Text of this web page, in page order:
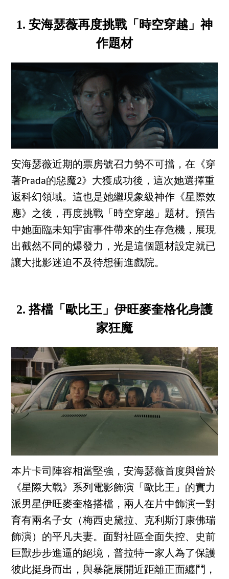
1. 安海瑟薇再度挑戰「時空穿越」神
作題材
安海瑟薇近期的票房號召力勢不可擋，在《穿
著Prada的惡魔2》大獲成功後，這次她選擇重
返科幻領域。這也是她繼現象級神作《星際效
應》之後，再度挑戰「時空穿越」題材。預告
中她面臨未知宇宙事件帶來的生存危機，展現
出截然不同的爆發力，光是這個題材設定就已
讓大批影迷迫不及待想衝進戲院。
2. 搭檔「歐比王」伊旺麥奎格化身護
家狂魔
本片卡司陣容相當堅強，安海瑟薇首度與曾於
《星際大戰》系列電影飾演「歐比王」的實力
派男星伊旺麥奎格搭檔，兩人在片中飾演一對
育有兩名子女（梅西史黛拉、克利斯汀康佛瑞
飾演）的平凡夫妻。面對社區全面失控、史前
巨獸步步進逼的絕境，普拉特一家人為了保護
彼此挺身而出，與暴龍展開近距離正面纏鬥，